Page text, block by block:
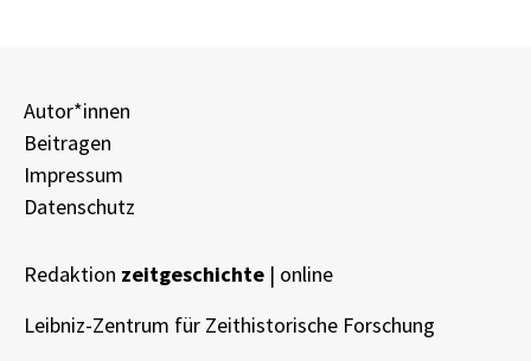
Autor*innen
Beitragen
Impressum
Datenschutz
Redaktion zeitgeschichte | online
Leibniz-Zentrum für Zeithistorische Forschung